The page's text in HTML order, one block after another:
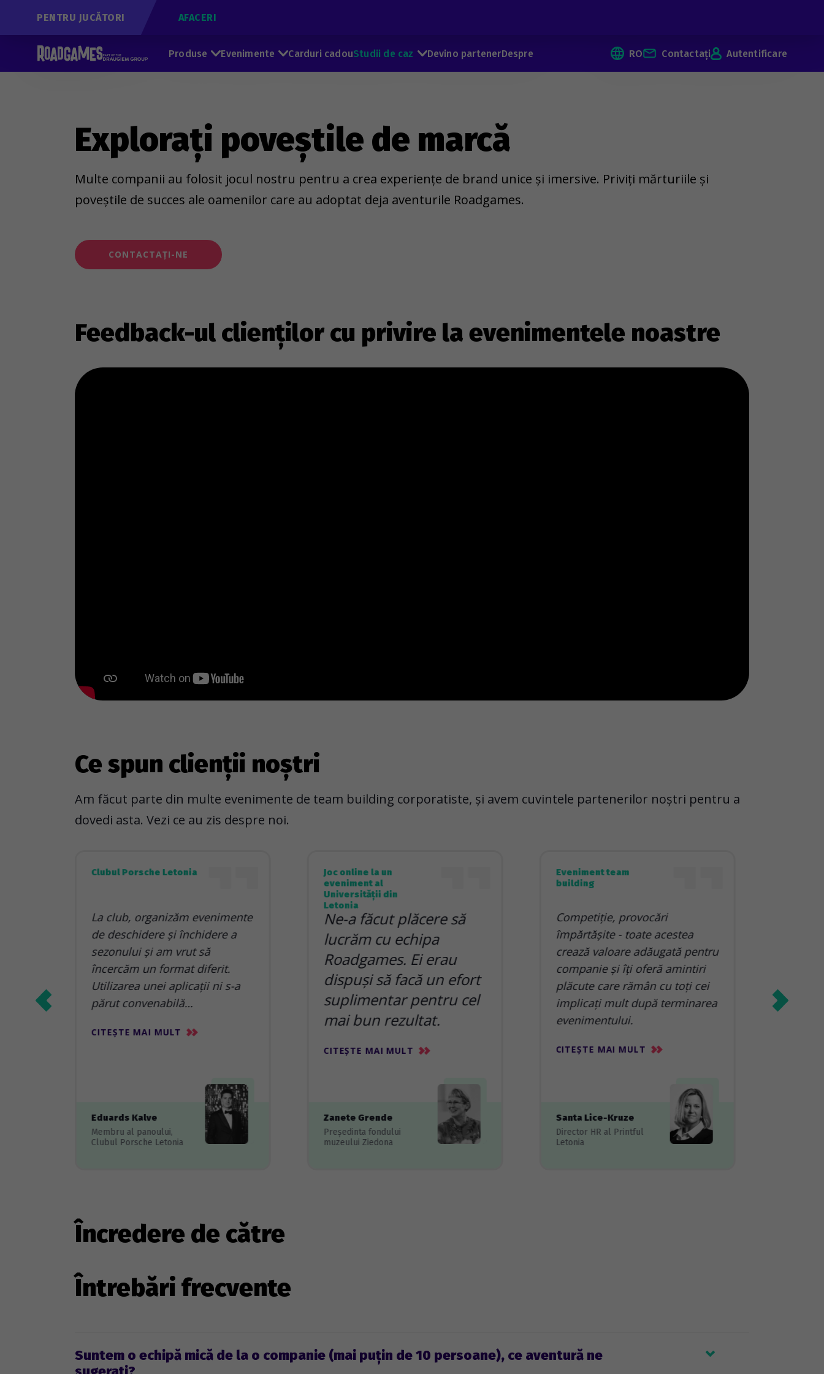
PENTRU JUCĂTORI AFACERI
Produse Evenimente Carduri cadouStudii de caz Devino partenerDespre RO Contactați Autentificare
Explorați poveștile de marcă
Multe companii au folosit jocul nostru pentru a crea experiențe de brand unice și imersive. Priviți mărturiile și
poveștile de succes ale oamenilor care au adoptat deja aventurile Roadgames.
CONTACTAȚI-NE
Feedback-ul clienților cu privire la evenimentele noastre
Ce spun clienții noștri
Am făcut parte din multe evenimente de team building corporatiste, și avem cuvintele partenerilor noștri pentru a
dovedi asta. Vezi ce au zis despre noi.
Clubul Porsche Letonia
La club, organizăm evenimente
de deschidere și închidere a
sezonului și am vrut să
încercăm un format diferit.
Utilizarea unei aplicații ni s-a
părut convenabilă…
CITEȘTE MAI MULT
Eduards Kalve
Membru al panoului,
Clubul Porsche Letonia
Joc online la un
eveniment al
Universității din
Letonia
Ne-a făcut plăcere să
lucrăm cu echipa
Roadgames. Ei erau
dispuși să facă un efort
suplimentar pentru cel
mai bun rezultat.
CITEȘTE MAI MULT
Zanete Grende
Președinta fondului
muzeului Ziedona
Eveniment team
building
Competiție, provocări
împărtășite - toate acestea
crează valoare adăugată pentru
companie și îți oferă amintiri
plăcute care rămân cu toți cei
implicați mult după terminarea
evenimentului.
CITEȘTE MAI MULT
Santa Lice-Kruze
Director HR al Printful
Letonia
Încredere de către
Întrebări frecvente
Suntem o echipă mică de la o companie (mai puțin de 10 persoane), ce aventură ne